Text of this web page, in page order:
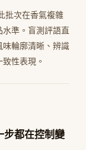
批次在香氣複雜
準。盲測評語直
味輪廓清晰、辨識
性表現。
都在控制變